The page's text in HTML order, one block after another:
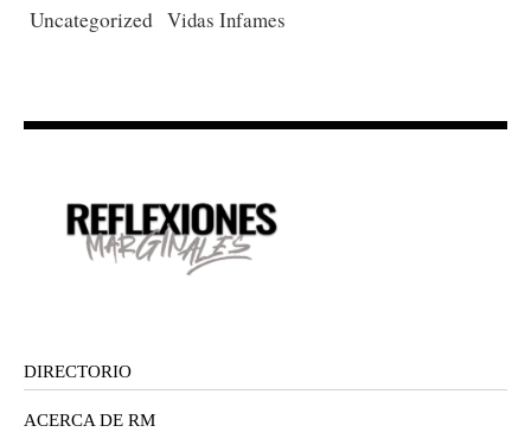
Uncategorized Vidas Infames
DIRECTORIO
ACERCA DE RM